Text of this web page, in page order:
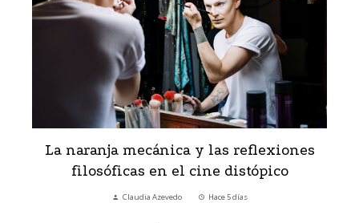
La naranja mecánica y las reflexiones
filosóficas en el cine distópico
Claudia Azevedo Hace 5 días